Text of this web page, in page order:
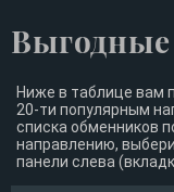
Ниже в таблице вам
20-ти популярным
списка обменников
направлению,
панели слева